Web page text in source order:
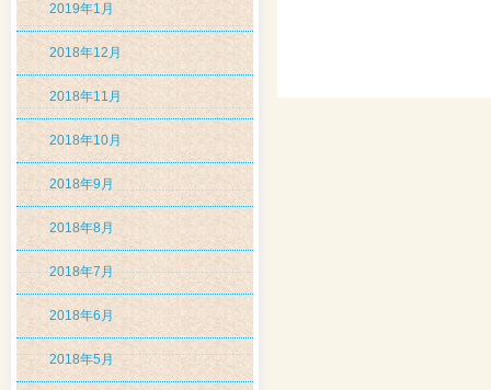
2019年1月
2018年12月
2018年11月
2018年10月
2018年9月
2018年8月
2018年7月
2018年6月
2018年5月